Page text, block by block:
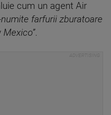
cum un agent Air
numite farfurii zburatoare
.